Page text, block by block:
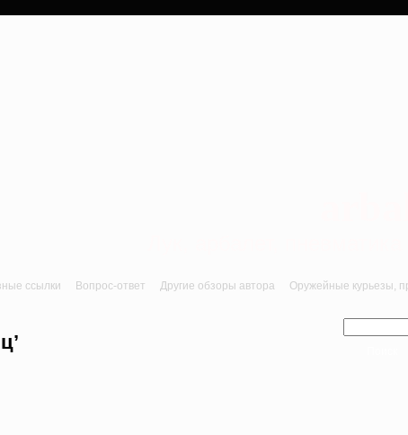
ссылки Вопрос-ответ Другие обзоры автора Оружейные курьезы,